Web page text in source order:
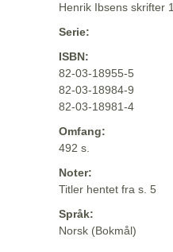
Henrik Ibsens skrifter 1
Serie:
ISBN:
82-03-18955-5
82-03-18984-9
82-03-18981-4
Omfang:
492 s.
Noter:
Titler hentet fra s. 5
Språk:
Norsk (Bokmål)